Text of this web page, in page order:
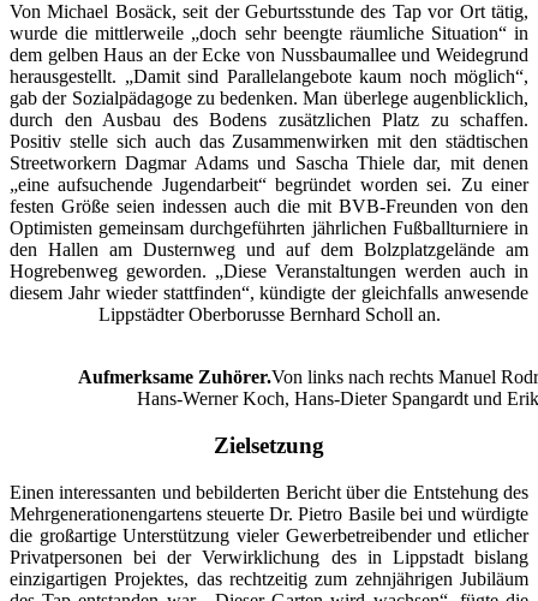
Von Michael Bosäck, seit der Geburtsstunde des Tap vor Ort tätig,
wurde die mittlerweile „doch sehr beengte räumliche Situation“ in
dem gelben Haus an der Ecke von Nussbaumallee und Weidegrund
herausgestellt. „Damit sind Parallelangebote kaum noch möglich“,
gab der Sozialpädagoge zu bedenken. Man überlege augenblicklich,
durch den Ausbau des Bodens zusätzlichen Platz zu schaffen.
Positiv stelle sich auch das Zusammenwirken mit den städtischen
Streetworkern Dagmar Adams und Sascha Thiele dar, mit denen
„eine aufsuchende Jugendarbeit“ begründet worden sei. Zu einer
festen Größe seien indessen auch die mit BVB-Freunden von den
Optimisten gemeinsam durchgeführten jährlichen Fußballturniere in
den Hallen am Dusternweg und auf dem Bolzplatzgelände am
Hogrebenweg geworden. „Diese Veranstaltungen werden auch in
diesem Jahr wieder stattfinden“, kündigte der gleichfalls anwesende
Lippstädter Oberborusse Bernhard Scholl an.
Aufmerksame Zuhörer.Von links nach rechts Manuel
Hans-Werner Koch, Hans-Dieter Spangardt und
Zielsetzung
Einen interessanten und bebilderten Bericht über die Entstehung des
Mehrgenerationengartens steuerte Dr. Pietro Basile bei und würdigte
die großartige Unterstützung vieler Gewerbetreibender und etlicher
Privatpersonen bei der Verwirklichung des in Lippstadt bislang
einzigartigen Projektes, das rechtzeitig zum zehnjährigen Jubiläum